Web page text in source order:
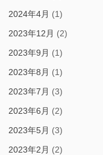
2024年4月 (1)
2023年12月 (2)
2023年9月 (1)
2023年8月 (1)
2023年7月 (3)
2023年6月 (2)
2023年5月 (3)
2023年2月 (2)